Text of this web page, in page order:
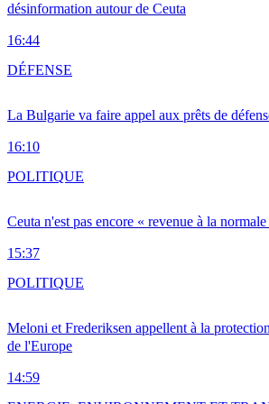
désinformation autour de Ceuta
16:44
La Bulgarie va faire appel aux prêts de
16:10
DÉFENSE
Ceuta n'est pas encore « revenue à la normale
15:37
POLITIQUE
Meloni et Frederiksen appellent à la
de l'Europe
14:59
POLITIQUE